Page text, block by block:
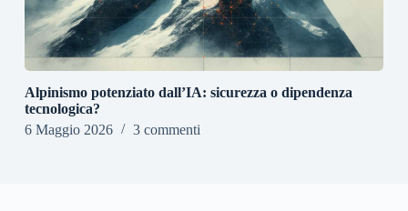
Alpinismo potenziato dall’IA: sicurezza o dipendenza
tecnologica?
6 Maggio 2026
3 commenti